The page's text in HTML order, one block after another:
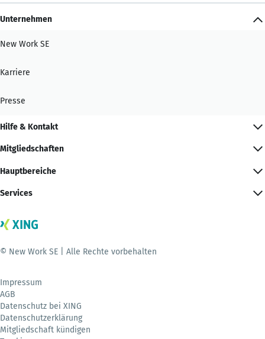
Unternehmen
New Work SE
Karriere
Presse
Hilfe & Kontakt
Mitgliedschaften
Hauptbereiche
Services
© New Work SE | Alle Rechte vorbehalten
Impressum
AGB
Datenschutz bei XING
Datenschutzerklärung
Mitgliedschaft kündigen